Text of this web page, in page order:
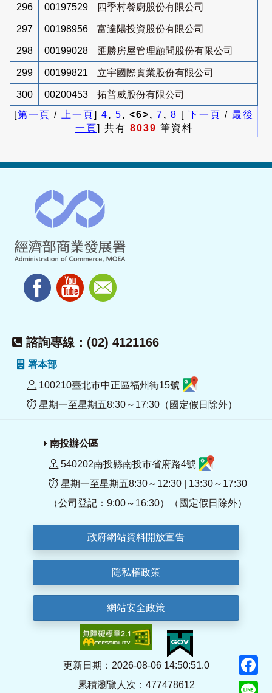
296 00197529 四季村餐廚股份有限公司
297 00198956 富達陽投資股份有限公司
298 00199028 匯勝房屋管理顧問股份有限公司
299 00199821 立宇國際實業股份有限公司
300 00200453
拓普威股份有限公司
[第一頁 / 上一頁] 4, 5, <6>, 7, 8 [ 下一頁 / 最後
一頁] 共有 8039 筆資料
諮詢專線：(02) 4121166
署本部
100210臺北市中正區福州街15號
星期一至星期五8:30～17:30（國定假日除外）
南投辦公區
540202南投縣南投市省府路4號
星期一至星期五8:30～12:30 | 13:30～17:30
（公司登記：9:00～16:30）（國定假日除外）
政府網站資料開放宣告
隱私權政策
網站安全政策
更新日期：2026-08-06 14:50:51.0
累積瀏覽人次：477478612